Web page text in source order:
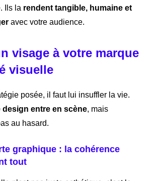
Ils la rendent tangible, humaine et
avec votre audience.
visage à votre marque
visuelle
posée, il faut lui insuffler la vie.
design entre en scène, mais
au hasard.
graphique : la cohérence
tout